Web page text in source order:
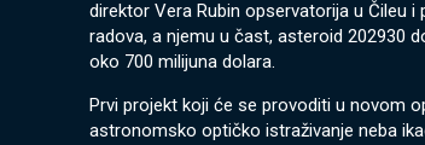
direktor Vera Rubin opservatorija u Čileu
radova, a njemu u čast, asteroid 202930
oko 700 milijuna dolara.
Prvi projekt koji će se provoditi u novom
astronomsko optičko istraživanje neba